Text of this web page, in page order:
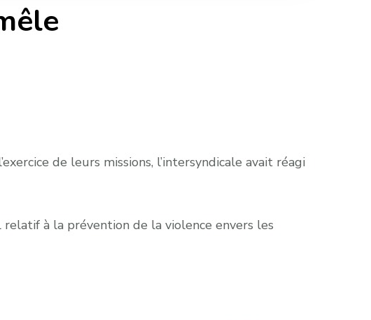
de leurs missions, l’intersyndicale avait réagi
à la prévention de la violence envers les